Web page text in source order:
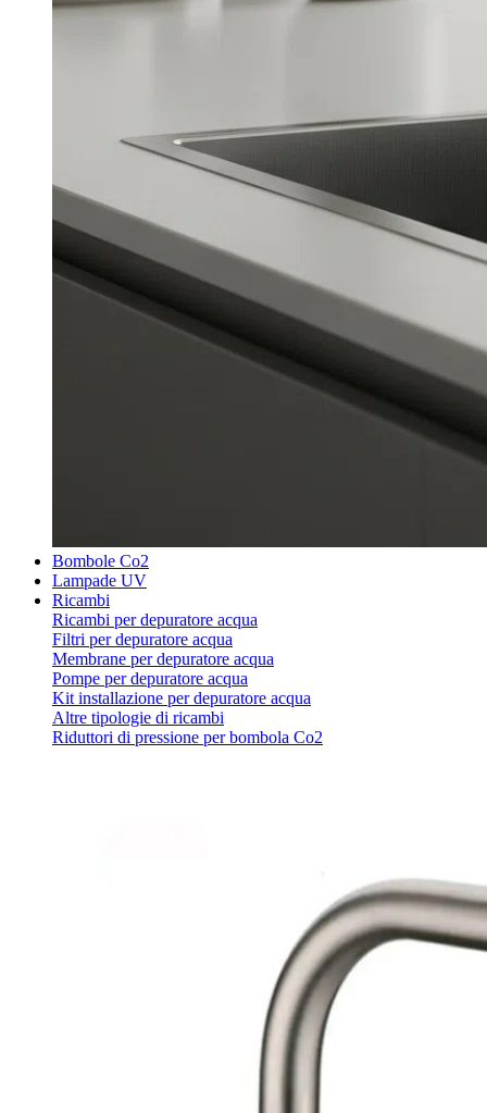
Bombole Co2
Lampade UV
Ricambi
Ricambi per depuratore acqua
Filtri per depuratore acqua
Membrane per depuratore acqua
Pompe per depuratore acqua
Kit installazione per depuratore acqua
Altre tipologie di ricambi
Riduttori di pressione per bombola Co2